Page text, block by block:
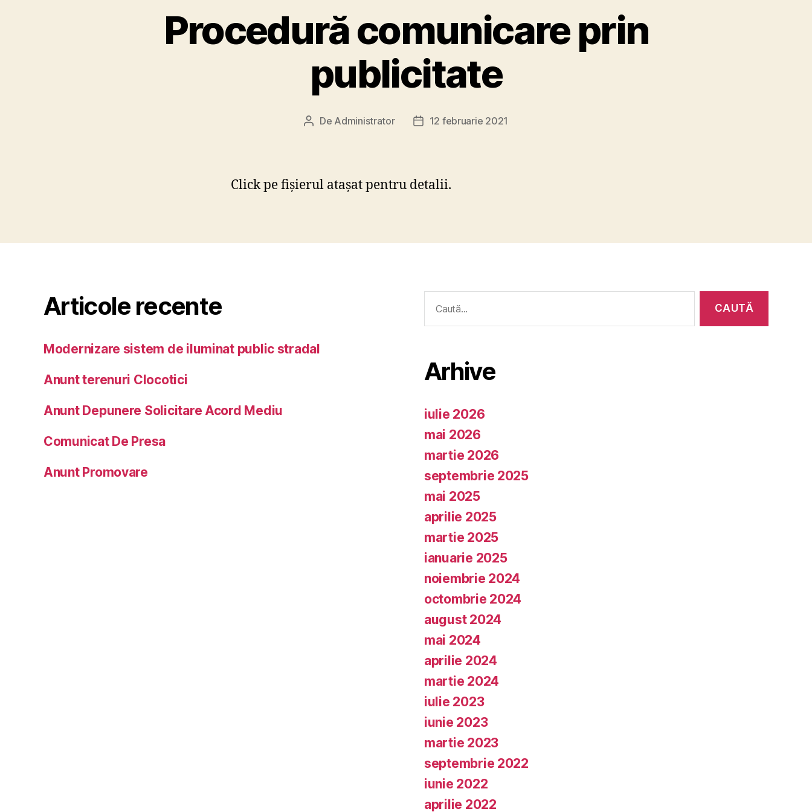
Procedură comunicare prin
publicitate
Autor
De Administrator
Dată12 februarie 2021
Click pe fișierul atașat pentru detalii.
Articole recente
Modernizare sistem de iluminat public stradal
Anunt terenuri Clocotici
Anunt Depunere Solicitare Acord Mediu
Comunicat De Presa
Anunt Promovare
după:
Arhive
iulie 2026
mai 2026
martie 2026
septembrie 2025
mai 2025
aprilie 2025
martie 2025
ianuarie 2025
noiembrie 2024
octombrie 2024
august 2024
mai 2024
aprilie 2024
martie 2024
iulie 2023
iunie 2023
martie 2023
septembrie 2022
iunie 2022
aprilie 2022